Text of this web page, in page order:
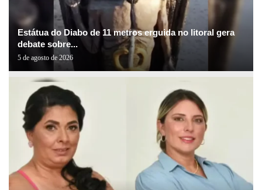
Estátua do Diabo de 11 metros erguida no litoral gera
debate sobre...
5 de agosto de 2026